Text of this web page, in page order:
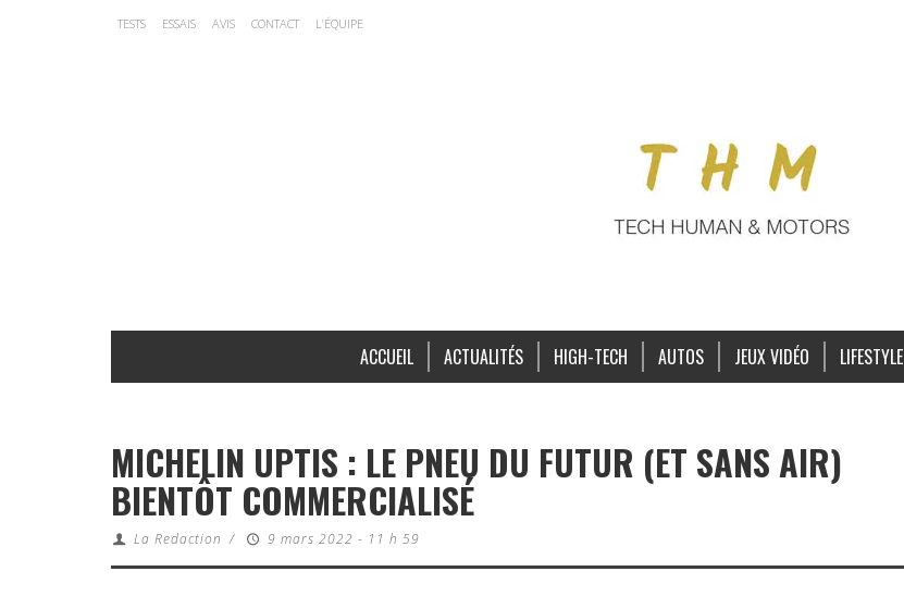
TESTS ESSAIS AVIS CONTACT L’ÉQUIPE
ACCUEIL ACTUALITÉS HIGH-TECH AUTOS JEUX VIDÉO LIFESTYLE
MICHELIN UPTIS : LE PNEU DU FUTUR (ET SANS AIR)
BIENTÔT COMMERCIALISÉ
La Redaction / 9 mars 2022 - 11 h 59